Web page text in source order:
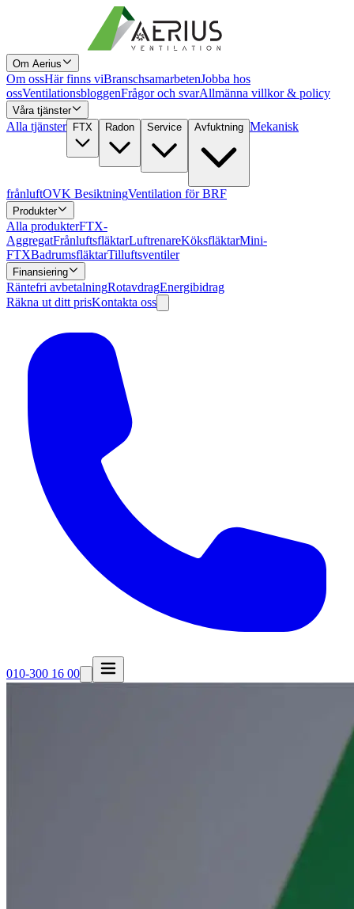
Om Aerius
Om ossHär finns viBranschsamarbetenJobba hos
ossVentilationsbloggenFrågor och svarAllmänna villkor & policy
Våra tjänster
Alla tjänster FTX Radon Service Avfuktning Mekanisk
frånluftOVK BesiktningVentilation för BRF
Produkter
Alla produkterFTX-
AggregatFrånluftsfläktarLuftrenareKöksfläktarMini-
FTXBadrumsfläktarTilluftsventiler
Finansiering
Räntefri avbetalningRotavdragEnergibidrag
Räkna ut ditt prisKontakta oss
010-300 16 00